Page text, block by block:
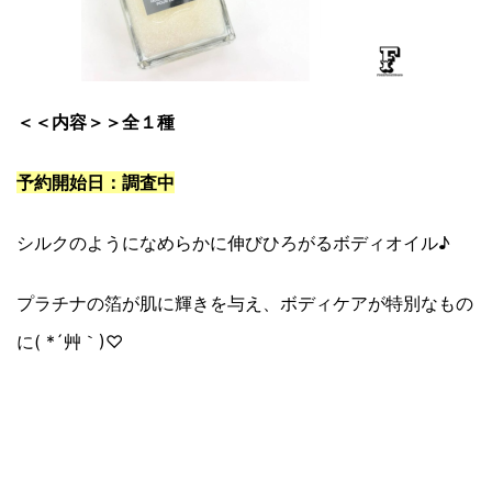
＜＜内容＞＞全１種
予約開始日：調査中
シルクのようになめらかに伸びひろがるボディオイル♪
プラチナの箔が肌に輝きを与え、ボディケアが特別なもの
に( *´艸｀)♡